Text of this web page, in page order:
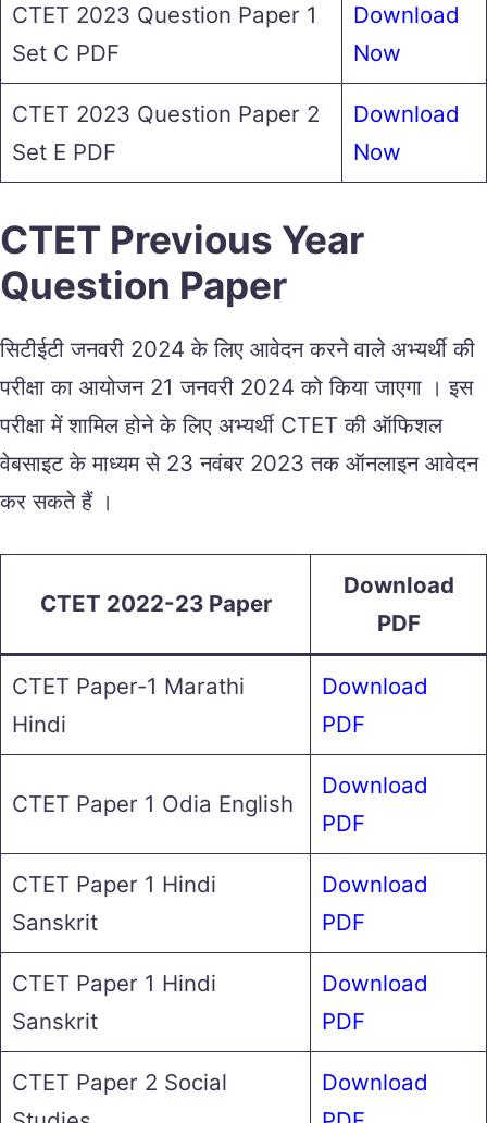
CTET 2023 Question Paper 1
Set C PDF
Download
Now
CTET 2023 Question Paper 2
Set E PDF
Download
Now
CTET Previous Year
Question Paper
सिटीईटी जनवरी 2024 के लिए आवेदन करने वाले अभ्यर्थी की
परीक्षा का आयोजन 21 जनवरी 2024 को किया जाएगा । इस
परीक्षा में शामिल होने के लिए अभ्यर्थी CTET की ऑफिशल
वेबसाइट के माध्यम से 23 नवंबर 2023 तक ऑनलाइन आवेदन
कर सकते हैं ।
CTET 2022-23 Paper
Download
PDF
CTET Paper-1 Marathi
Hindi
Download
PDF
CTET Paper 1 Odia English
Download
PDF
CTET Paper 1 Hindi
Sanskrit
Download
PDF
CTET Paper 1 Hindi
Sanskrit
Download
PDF
CTET Paper 2 Social
Download